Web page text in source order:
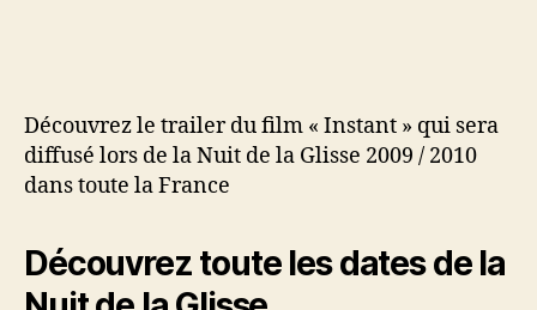
Découvrez le trailer du film « Instant » qui sera
diffusé lors de la Nuit de la Glisse 2009 / 2010
dans toute la France
Découvrez toute les dates de la